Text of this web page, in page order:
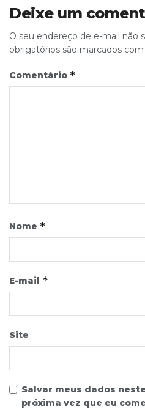
Deixe um
O seu endereço de e-mail não
obrigatórios são marcados com
Comentário *
Nome *
E-mail *
Site
Salvar meus dados
próxima vez que eu